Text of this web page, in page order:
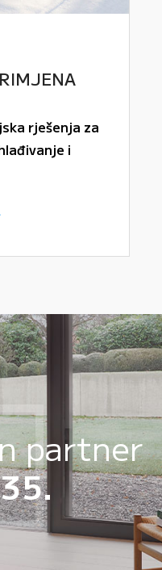
rješenja za
i
partner